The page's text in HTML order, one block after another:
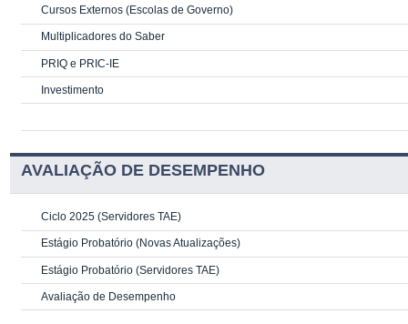
Cursos Externos (Escolas de Governo)
Multiplicadores do Saber
PRIQ e PRIC-IE
Investimento
AVALIAÇÃO DE DESEMPENHO
Ciclo 2025 (Servidores TAE)
Estágio Probatório (Novas Atualizações)
Estágio Probatório (Servidores TAE)
Avaliação de Desempenho